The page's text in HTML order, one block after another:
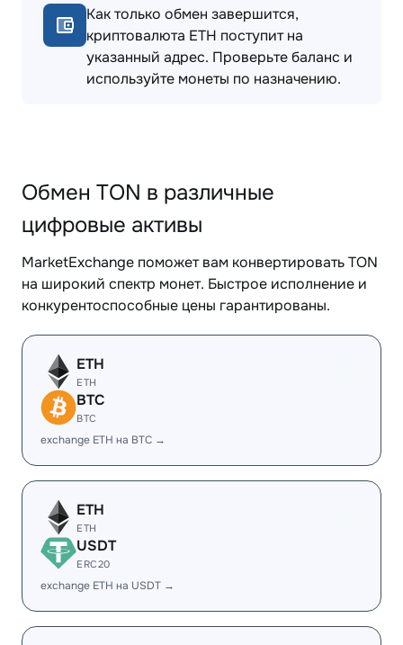
Как только обмен завершится,
криптовалюта ETH поступит на
указанный адрес. Проверьте баланс и
используйте монеты по назначению.
Обмен TON в различные
цифровые активы
MarketExchange поможет вам конвертировать TON
на широкий спектр монет. Быстрое исполнение и
конкурентоспособные цены гарантированы.
ETH
ETH
BTC
BTC
exchange ETH на BTC →
ETH
ETH
USDT
ERC20
exchange ETH на USDT →